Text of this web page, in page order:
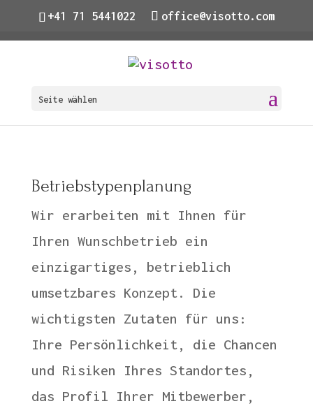
+41 71 5441022 office@visotto.com
Seite wählen
Betriebstypenplanung
Wir erarbeiten mit Ihnen für
Ihren Wunschbetrieb ein
einzigartiges, betrieblich
umsetzbares Konzept. Die
wichtigsten Zutaten für uns:
Ihre Persönlichkeit, die Chancen
und Risiken Ihres Standortes,
das Profil Ihrer Mitbewerber,